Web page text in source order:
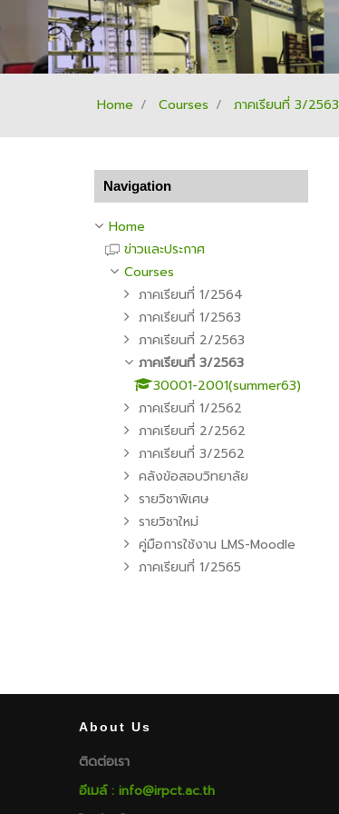
Home Courses ภาคเรียนที่ 3/2563
Navigation
Home
ข่าวและประกาศ
Courses
ภาคเรียนที่ 1/2564
ภาคเรียนที่ 1/2563
ภาคเรียนที่ 2/2563
ภาคเรียนที่ 3/2563
30001-2001(summer63)
ภาคเรียนที่ 1/2562
ภาคเรียนที่ 2/2562
ภาคเรียนที่ 3/2562
คลังข้อสอบวิทยาลัย
รายวิชาพิเศษ
รายวิชาใหม่
คู่มือการใช้งาน LMS-Moodle
ภาคเรียนที่ 1/2565
About Us
ติดต่อเรา
อีเมล์ : info@irpct.ac.th